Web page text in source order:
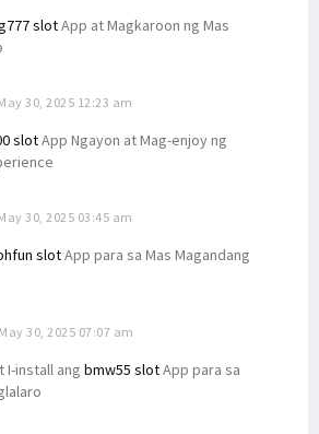
slotApp at Magkaroon ng Mas
30, 2025 12:23 am
slotApp Ngayon at Mag-enjoy ng
30, 2025 03:45 am
slotApp para sa Mas Magandang
May 30, 2025 07:07 am
I-install ang bmw55 slotApp para sa